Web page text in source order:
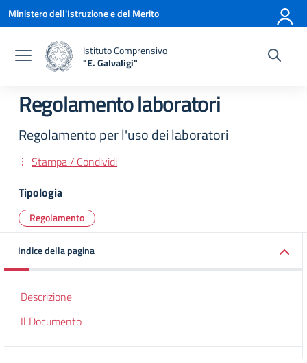
Vai ai contenuti
Vai al menu di navigazione
Vai al footer
Ministero dell'Istruzione e del Merito
Istituto Comprensivo
"E. Galvaligi"
— Visita la pagina iniziale della scuola
Regolamento laboratori
Regolamento per l'uso dei laboratori
Stampa / Condividi
Tipologia
Regolamento
Indice della pagina
Descrizione
Il Documento